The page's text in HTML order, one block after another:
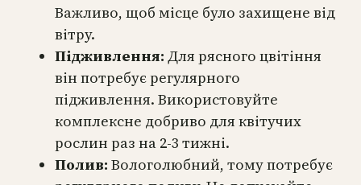
Важливо, щоб місце було захищене від
вітру.
Підживлення: Для рясного цвітіння
він потребує регулярного
підживлення. Використовуйте
комплексне добриво для квітучих
рослин раз на 2-3 тижні.
Полив: Вологолюбний, тому потребує